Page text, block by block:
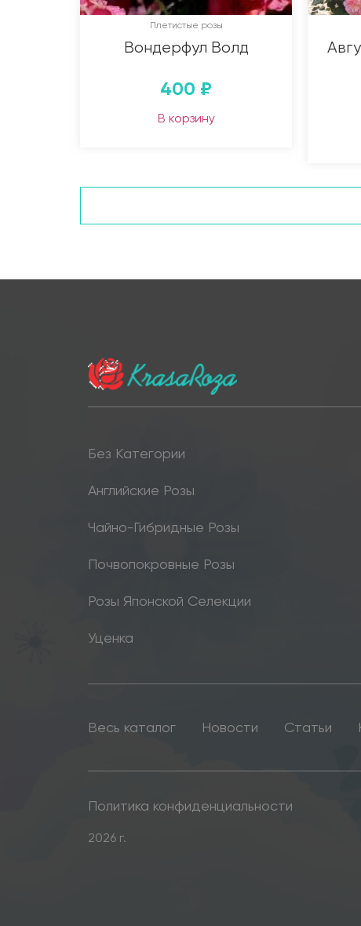
Плетистые розы
Вондерфул Волд
400 ₽
В корзину
Без Категории
Английские Розы
Чайно-Гибридные Розы
Почвопокровные Розы
Розы Японской Селекции
Уценка
Весь каталог Новости Статьи
Политика конфиденциальности
2026 г.